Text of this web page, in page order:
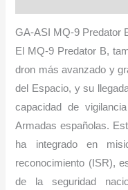
GA-ASI MQ-9 Predator
El MQ-9 Predator B,
dron más avanzado y
del Espacio, y su
capacidad de
Armadas españolas.
ha integrado en
reconocimiento (ISR),
de la seguridad